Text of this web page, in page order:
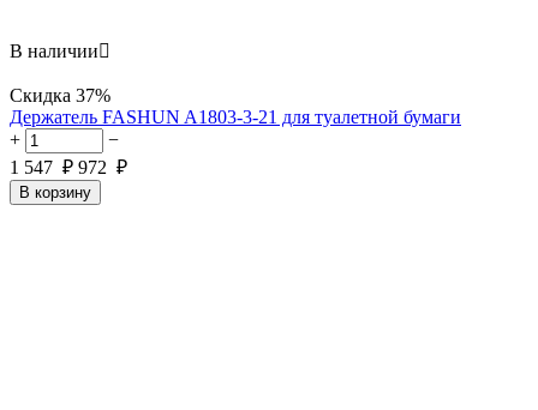
В наличии
Скидка 37%
Держатель FASHUN A1803-3-21 для туалетной бумаги
+
−
1 547 ₽ 972 ₽
В корзину